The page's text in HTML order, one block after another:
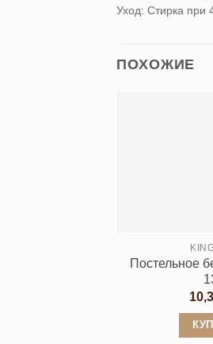
Уход: Стирка при
ПОХОЖИЕ
Постельное